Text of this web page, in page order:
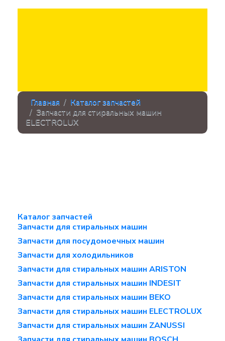
Главная
Каталог запчастей
Запчасти для стиральных машин
ELECTROLUX
Каталог запчастей
Запчасти для стиральных машин
Запчасти для посудомоечных машин
Запчасти для холодильников
Запчасти для стиральных машин ARISTON
Запчасти для стиральных машин INDESIT
Запчасти для стиральных машин BEKO
Запчасти для стиральных машин ELECTROLUX
Запчасти для стиральных машин ZANUSSI